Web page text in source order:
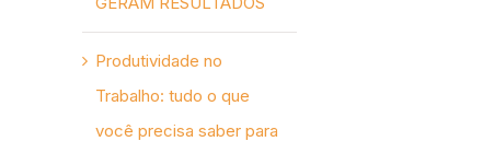
Produtividade no
Trabalho: tudo o que
você precisa saber para